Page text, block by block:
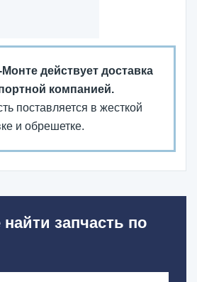
действует доставка
компанией.
поставляется в жесткой
и обрешетке.
запчасть по